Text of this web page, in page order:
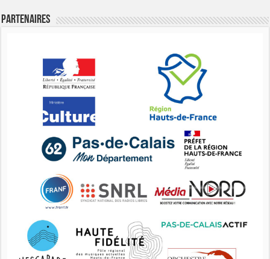
Partenaires